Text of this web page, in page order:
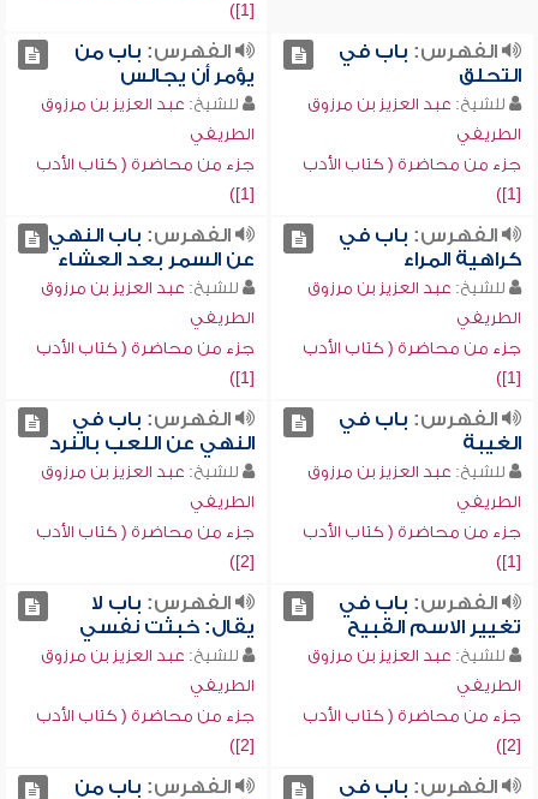
[1])
الفهرس: باب في
التحلق
للشيخ: عبد العزيز بن مرزوق
الطريفي
جزء من محاضرة ( كتاب الأدب
[1])
الفهرس: باب من
يؤمر أن يجالس
للشيخ: عبد العزيز بن مرزوق
الطريفي
جزء من محاضرة ( كتاب الأدب
[1])
الفهرس: باب في
كراهية المراء
للشيخ: عبد العزيز بن مرزوق
الطريفي
جزء من محاضرة ( كتاب الأدب
[1])
الفهرس: باب النهي
عن السمر بعد العشاء
للشيخ: عبد العزيز بن مرزوق
الطريفي
جزء من محاضرة ( كتاب الأدب
[1])
الفهرس: باب في
الغيبة
للشيخ: عبد العزيز بن مرزوق
الطريفي
جزء من محاضرة ( كتاب الأدب
[1])
الفهرس: باب في
النهي عن اللعب بالنرد
للشيخ: عبد العزيز بن مرزوق
الطريفي
جزء من محاضرة ( كتاب الأدب
[2])
الفهرس: باب في
تغيير الاسم القبيح
للشيخ: عبد العزيز بن مرزوق
الطريفي
جزء من محاضرة ( كتاب الأدب
[2])
الفهرس: باب لا
يقال: خبثت نفسي
للشيخ: عبد العزيز بن مرزوق
الطريفي
جزء من محاضرة ( كتاب الأدب
[2])
الفهرس: باب في
الفهرس: باب من